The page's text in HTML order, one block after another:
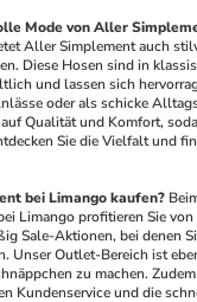
Mode von Aller
Aller Simplement auch
Diese Hosen sind in
und lassen sich
oder als schicke
Qualität und Komfort,
Sie die Vielfalt und
bei Limango kaufen?
Limango profitieren Sie
Sale-Aktionen, bei denen
Unser Outlet-Bereich ist
zu machen.
Kundenservice und die